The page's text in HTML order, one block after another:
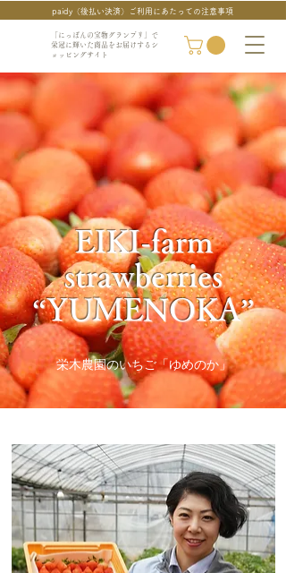
「にっぽんの宝物グランプリ」で
栄冠に輝いた商品をお届けするシ
ョッピングサイト
paidy（後払い決済）ご利用にあたっての注意事項
EIKI-farm
strawberries
“YUMENOKA”
栄木農園のいちご「ゆめのか」